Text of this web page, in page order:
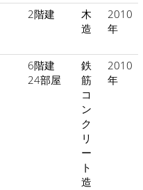
2階建
木
造
2010
年
6階建
24部屋
鉄
筋
コ
ン
ク
リ
ー
ト
造
2010
年